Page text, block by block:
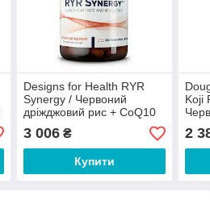
Designs for Health RYR
Synergy / Червоний
дріжджовий рис + CoQ10
для здоров'я серця 120
капсул
3 006₴
Купити
Koji
2